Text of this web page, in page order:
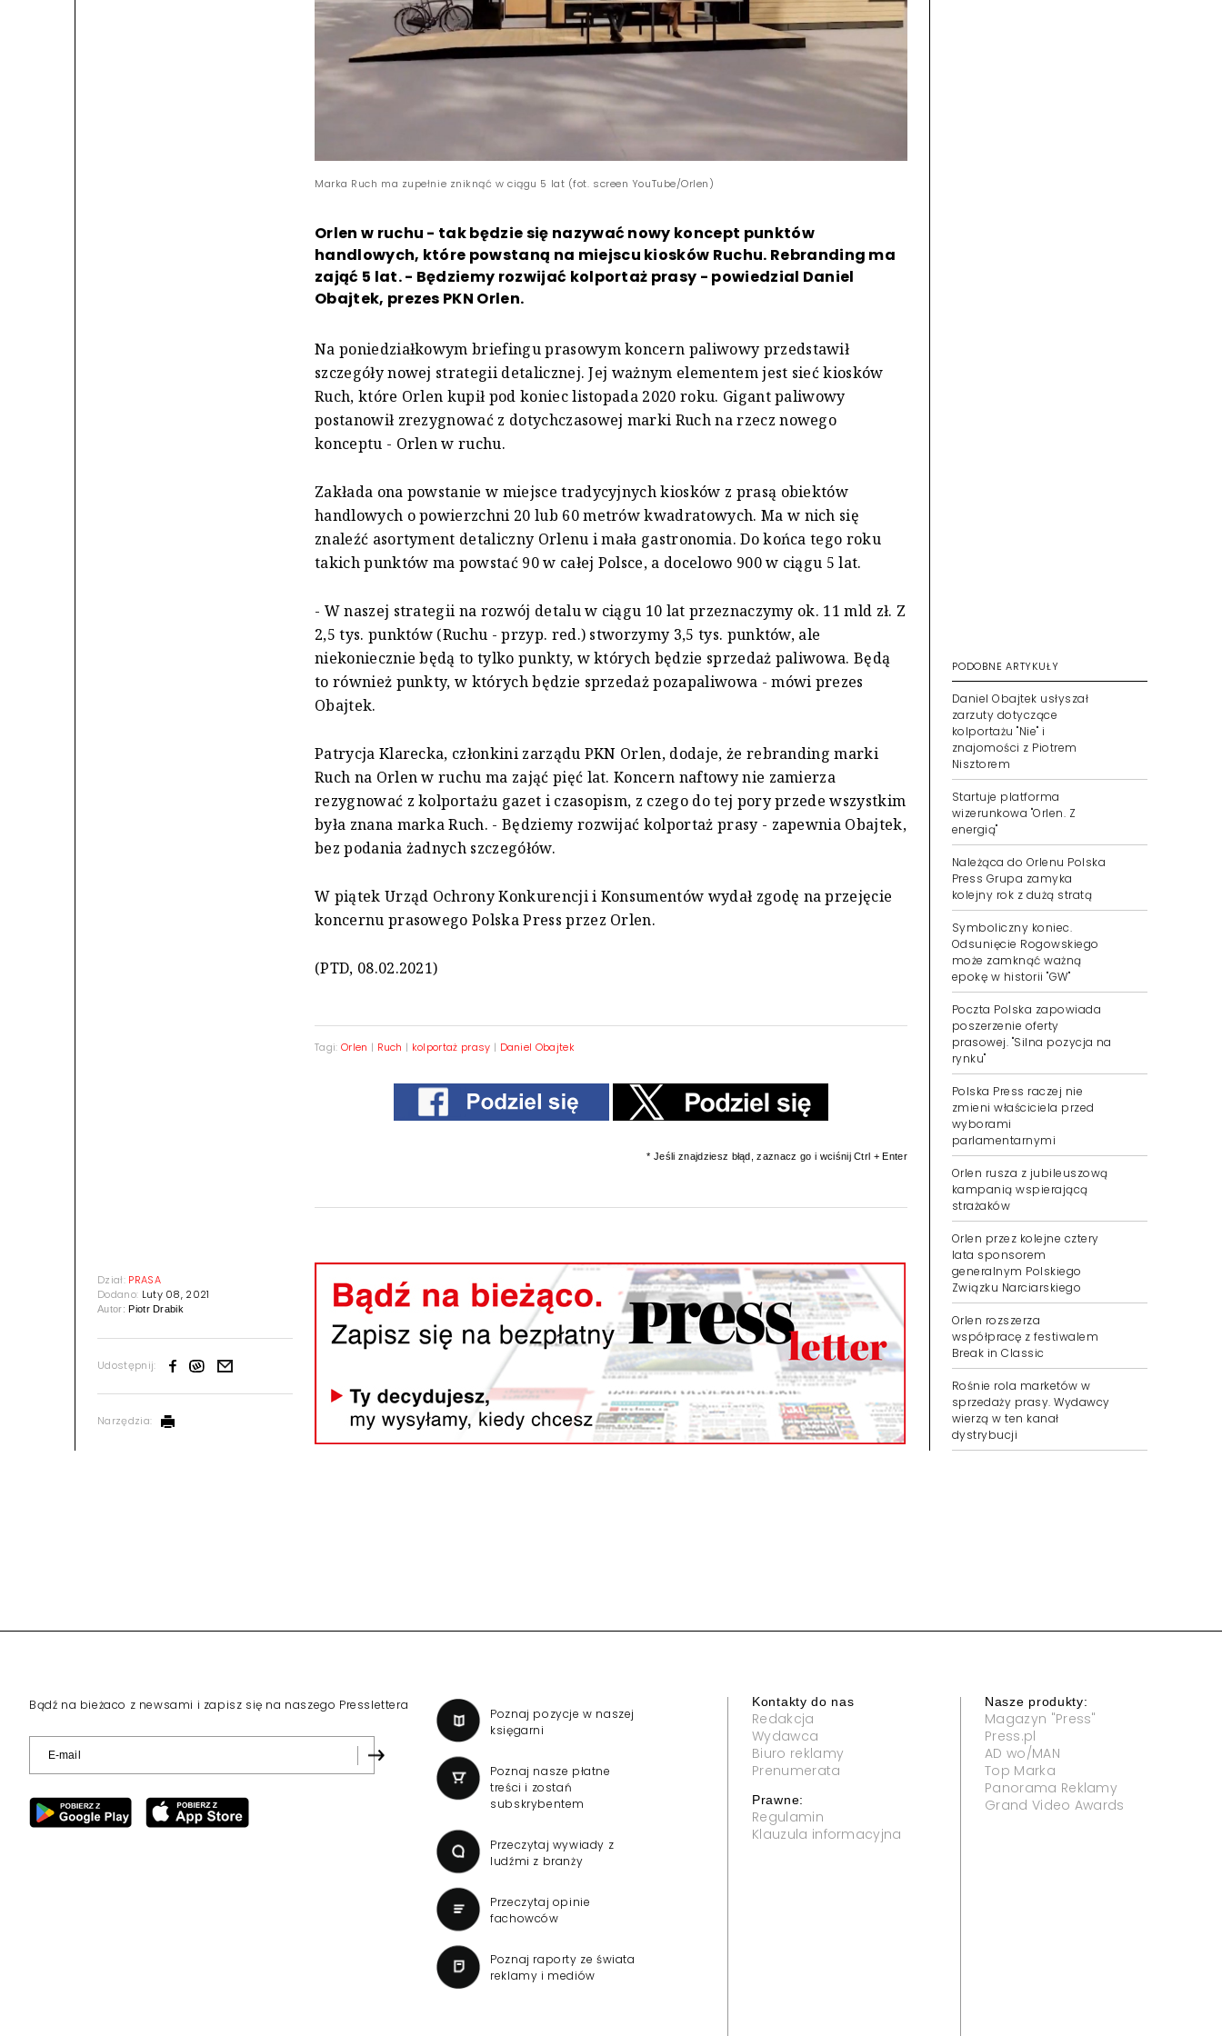
Dział: PRASA
Dodano:Luty 08, 2021
Piotr Drabik
Udostępnij:
Narzędzia:
Marka Ruch ma zupełnie zniknąć w ciągu 5 lat (fot. screen YouTube/Orlen)
Orlen w ruchu - tak będzie się nazywać nowy koncept punktów
handlowych, które powstaną na miejscu kiosków Ruchu. Rebranding ma
zająć 5 lat. - Będziemy rozwijać kolportaż prasy - powiedzial Daniel
Obajtek, prezes PKN Orlen.
Na poniedziałkowym briefingu prasowym koncern paliwowy przedstawił
szczegóły nowej strategii detalicznej. Jej ważnym elementem jest sieć kiosków
Ruch, które Orlen kupił pod koniec listopada 2020 roku. Gigant paliwowy
postanowił zrezygnować z dotychczasowej marki Ruch na rzecz nowego
konceptu - Orlen w ruchu.
Zakłada ona powstanie w miejsce tradycyjnych kiosków z prasą obiektów
handlowych o powierzchni 20 lub 60 metrów kwadratowych. Ma w nich się
znaleźć asortyment detaliczny Orlenu i mała gastronomia. Do końca tego roku
takich punktów ma powstać 90 w całej Polsce, a docelowo 900 w ciągu 5 lat.
- W naszej strategii na rozwój detalu w ciągu 10 lat przeznaczymy ok. 11 mld zł. Z
2,5 tys. punktów (Ruchu - przyp. red.) stworzymy 3,5 tys. punktów, ale
niekoniecznie będą to tylko punkty, w których będzie sprzedaż paliwowa. Będą
to również punkty, w których będzie sprzedaż pozapaliwowa - mówi prezes
Obajtek.
Patrycja Klarecka, członkini zarządu PKN Orlen, dodaje, że rebranding marki
Ruch na Orlen w ruchu ma zająć pięć lat. Koncern naftowy nie zamierza
rezygnować z kolportażu gazet i czasopism, z czego do tej pory przede wszystkim
była znana marka Ruch. - Będziemy rozwijać kolportaż prasy - zapewnia Obajtek,
bez podania żadnych szczegółów.
W piątek Urząd Ochrony Konkurencji i Konsumentów wydał zgodę na przejęcie
koncernu prasowego Polska Press przez Orlen.
(PTD, 08.02.2021)
Tagi: Orlen | Ruch | kolportaż prasy | Daniel Obajtek
* Jeśli znajdziesz błąd, zaznacz go i wciśnij Ctrl + Enter
PODOBNE ARTYKUŁY
Daniel Obajtek usłyszał
zarzuty dotyczące
kolportażu "Nie" i
znajomości z Piotrem
Nisztorem
Startuje platforma
wizerunkowa "Orlen. Z
energią"
Należąca do Orlenu Polska
Press Grupa zamyka
kolejny rok z dużą stratą
Symboliczny koniec.
Odsunięcie Rogowskiego
może zamknąć ważną
epokę w historii "GW"
Poczta Polska zapowiada
poszerzenie oferty
prasowej. "Silna pozycja na
rynku"
Polska Press raczej nie
zmieni właściciela przed
wyborami
parlamentarnymi
Orlen rusza z jubileuszową
kampanią wspierającą
strażaków
Orlen przez kolejne cztery
lata sponsorem
generalnym Polskiego
Związku Narciarskiego
Orlen rozszerza
współpracę z festiwalem
Break in Classic
Rośnie rola marketów w
sprzedaży prasy. Wydawcy
wierzą w ten kanał
dystrybucji